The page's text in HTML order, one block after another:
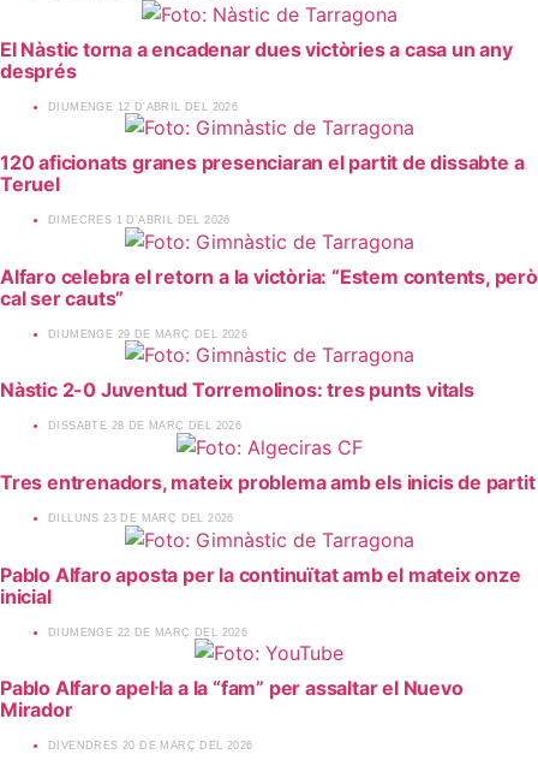
El Nàstic torna a encadenar dues victòries a casa un any
després
​DIUMENGE 12 D'ABRIL DEL 2026
120 aficionats granes presenciaran el partit de dissabte a
Teruel
​DIMECRES 1 D'ABRIL DEL 2026
Alfaro celebra el retorn a la victòria: “Estem contents, però
cal ser cauts”
​DIUMENGE 29 DE MARÇ DEL 2026
Nàstic 2-0 Juventud Torremolinos: tres punts vitals
​DISSABTE 28 DE MARÇ DEL 2026
Tres entrenadors, mateix problema amb els inicis de partit
​DILLUNS 23 DE MARÇ DEL 2026
Pablo Alfaro aposta per la continuïtat amb el mateix onze
inicial
​DIUMENGE 22 DE MARÇ DEL 2026
Pablo Alfaro apel·la a la “fam” per assaltar el Nuevo
Mirador
​DIVENDRES 20 DE MARÇ DEL 2026